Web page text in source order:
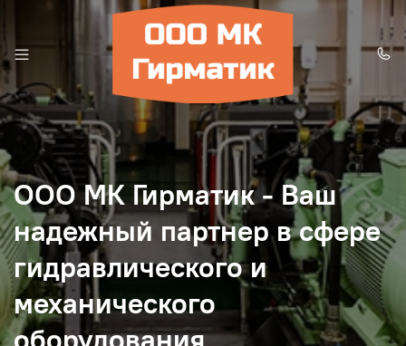
ООО МК Гирматик - Ваш
надежный партнер в сфере
гидравлического и
механического